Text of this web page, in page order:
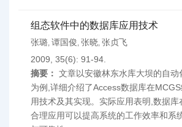
组态软件中的数据库应用技术
张璐, 谭国俊, 张晓, 张贞飞
2009, 35(6): 91-94.
摘要： 文章以安徽林东水库大坝的自动
为例,详细介绍了Access数据库在
用技术及其实现。实际应用表明,数据库
合理应用可以提高系统的工作效率和系